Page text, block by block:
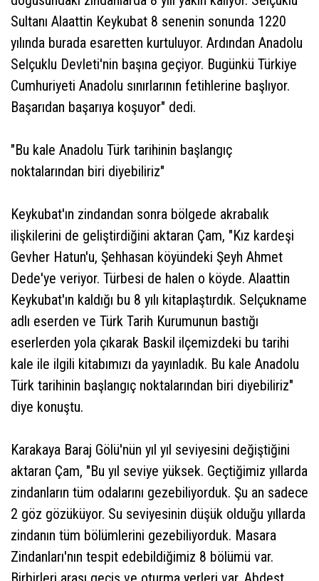
Sultanı Alaattin Keykubat 8 senenin sonunda 1220
yılında burada esaretten kurtuluyor. Ardından Anadolu
Selçuklu Devleti'nin başına geçiyor. Bugünkü Türkiye
Cumhuriyeti Anadolu sınırlarının fetihlerine başlıyor.
Başarıdan başarıya koşuyor" dedi.
"Bu kale Anadolu Türk tarihinin başlangıç
noktalarından biri diyebiliriz"
Keykubat'ın zindandan sonra bölgede akrabalık
ilişkilerini de geliştirdiğini aktaran Çam, "Kız kardeşi
Gevher Hatun'u, Şehhasan köyündeki Şeyh Ahmet
Dede'ye veriyor. Türbesi de halen o köyde. Alaattin
Keykubat'ın kaldığı bu 8 yılı kitaplaştırdık. Selçukname
adlı eserden ve Türk Tarih Kurumunun bastığı
eserlerden yola çıkarak Baskil ilçemizdeki bu tarihi
kale ile ilgili kitabımızı da yayınladık. Bu kale Anadolu
Türk tarihinin başlangıç noktalarından biri diyebiliriz"
diye konuştu.
Karakaya Baraj Gölü'nün yıl yıl seviyesini değiştiğini
aktaran Çam, "Bu yıl seviye yüksek. Geçtiğimiz yıllarda
zindanların tüm odalarını gezebiliyorduk. Şu an sadece
2 göz gözüküyor. Su seviyesinin düşük olduğu yıllarda
zindanın tüm bölümlerini gezebiliyorduk. Masara
Zindanları'nın tespit edebildiğimiz 8 bölümü var.